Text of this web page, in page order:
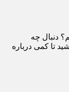
دنبال چه
تا کمی درباره